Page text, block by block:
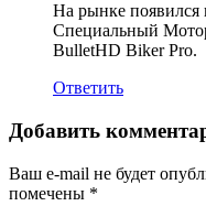
На рынке появился
Специальный
BulletHD Biker Pro.
Ответить
Добавить
Ваш e-mail не будет
помечены *